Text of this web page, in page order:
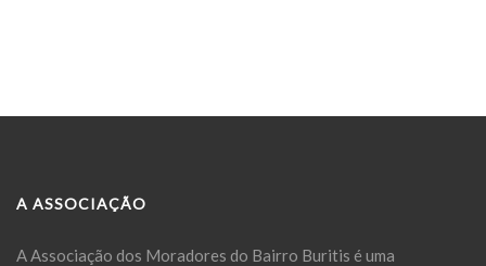
A ASSOCIAÇÃO
A Associação dos Moradores do Bairro Buritis é uma